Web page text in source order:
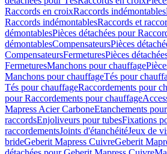
Raccords en croixRaccords indémontables
Raccords indémontablesRaccords et
démontablesPièces détachées pour
démontablesCompensateursPièces
CompensateursFermeturesPièces
FermeturesManchons pour chauffage
Manchons pour chauffageTés pour
Tés pour chauffageRaccordements pour
pour Raccordements pour chauffage
Mapress Acier CarboneEtanchements
raccordsEnjoliveurs pour tubesFixations
raccordementsJoints d'étanchéitéJeux de
brideGeberit Mapress CuivreGeberit